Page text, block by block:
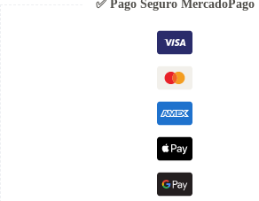
✅ Pago Seguro MercadoPago